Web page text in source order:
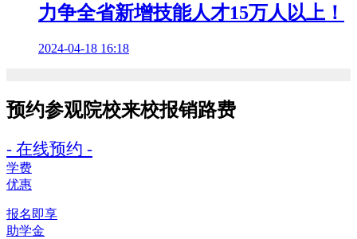
力争全省新增技能人才15万人以上！
2024-04-18 16:18
预约参观院校来校报销路费
- 在线预约 -
学费
优惠
报名即享
助学金